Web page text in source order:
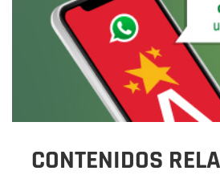
CONTENIDOS